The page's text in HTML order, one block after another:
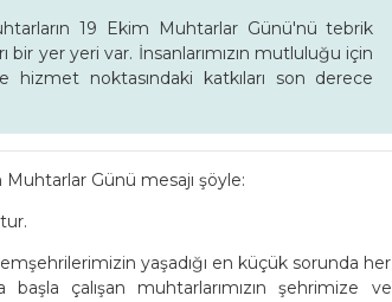
19 Ekim Muhtarlar Günü'nü tebrik
bir yer yeri var. İnsanlarımızın mutluluğu için
hizmet noktasındaki katkıları son derece
Günü mesajı şöyle:
yaşadığı en küçük sorunda her
çalışan muhtarlarımızın şehrimize ve